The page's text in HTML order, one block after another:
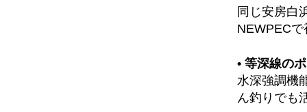
同じ安房白
NEWPEC
• 等深線の
水深強調機
ん釣りでも